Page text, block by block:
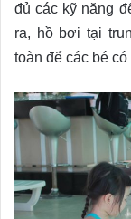
đủ các kỹ năng
ra, hồ bơi tại
toàn để các bé có